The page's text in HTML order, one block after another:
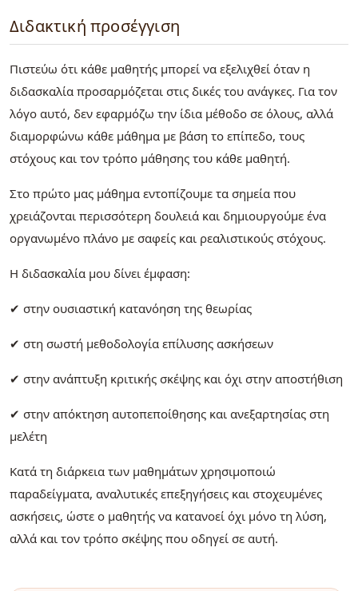
Διδακτική προσέγγιση
Πιστεύω ότι κάθε μαθητής μπορεί να εξελιχθεί όταν η
διδασκαλία προσαρμόζεται στις δικές του ανάγκες. Για τον
λόγο αυτό, δεν εφαρμόζω την ίδια μέθοδο σε όλους, αλλά
διαμορφώνω κάθε μάθημα με βάση το επίπεδο, τους
στόχους και τον τρόπο μάθησης του κάθε μαθητή.
Στο πρώτο μας μάθημα εντοπίζουμε τα σημεία που
χρειάζονται περισσότερη δουλειά και δημιουργούμε ένα
οργανωμένο πλάνο με σαφείς και ρεαλιστικούς στόχους.
Η διδασκαλία μου δίνει έμφαση:
✔ στην ουσιαστική κατανόηση της θεωρίας
✔ στη σωστή μεθοδολογία επίλυσης ασκήσεων
✔ στην ανάπτυξη κριτικής σκέψης και όχι στην αποστήθιση
✔ στην απόκτηση αυτοπεποίθησης και ανεξαρτησίας στη
μελέτη
Κατά τη διάρκεια των μαθημάτων χρησιμοποιώ
παραδείγματα, αναλυτικές επεξηγήσεις και στοχευμένες
ασκήσεις, ώστε ο μαθητής να κατανοεί όχι μόνο τη λύση,
αλλά και τον τρόπο σκέψης που οδηγεί σε αυτή.